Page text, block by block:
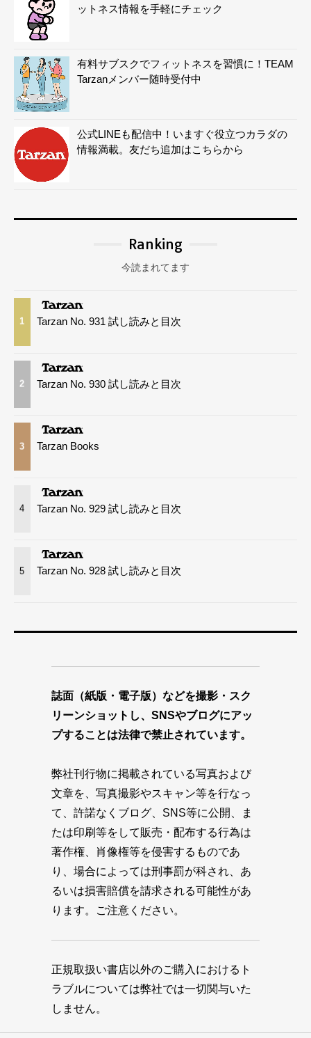
ットネス情報を手軽にチェック
有料サブスクでフィットネスを習慣に！TEAM
Tarzanメンバー随時受付中
公式LINEも配信中！いますぐ役立つカラダの
情報満載。友だち追加はこちらから
Ranking
今読まれてます
1 Tarzan No. 931 試し読みと目次
2 Tarzan No. 930 試し読みと目次
3 Tarzan Books
4 Tarzan No. 929 試し読みと目次
5 Tarzan No. 928 試し読みと目次
誌面（紙版・電子版）などを撮影・スク
リーンショットし、SNSやブログにアッ
プすることは法律で禁止されています。
弊社刊行物に掲載されている写真および
文章を、写真撮影やスキャン等を行なっ
て、許諾なくブログ、SNS等に公開、ま
たは印刷等をして販売・配布する行為は
著作権、肖像権等を侵害するものであ
り、場合によっては刑事罰が科され、あ
るいは損害賠償を請求される可能性があ
ります。ご注意ください。
正規取扱い書店以外のご購入におけるト
ラブルについては弊社では一切関与いた
しません。